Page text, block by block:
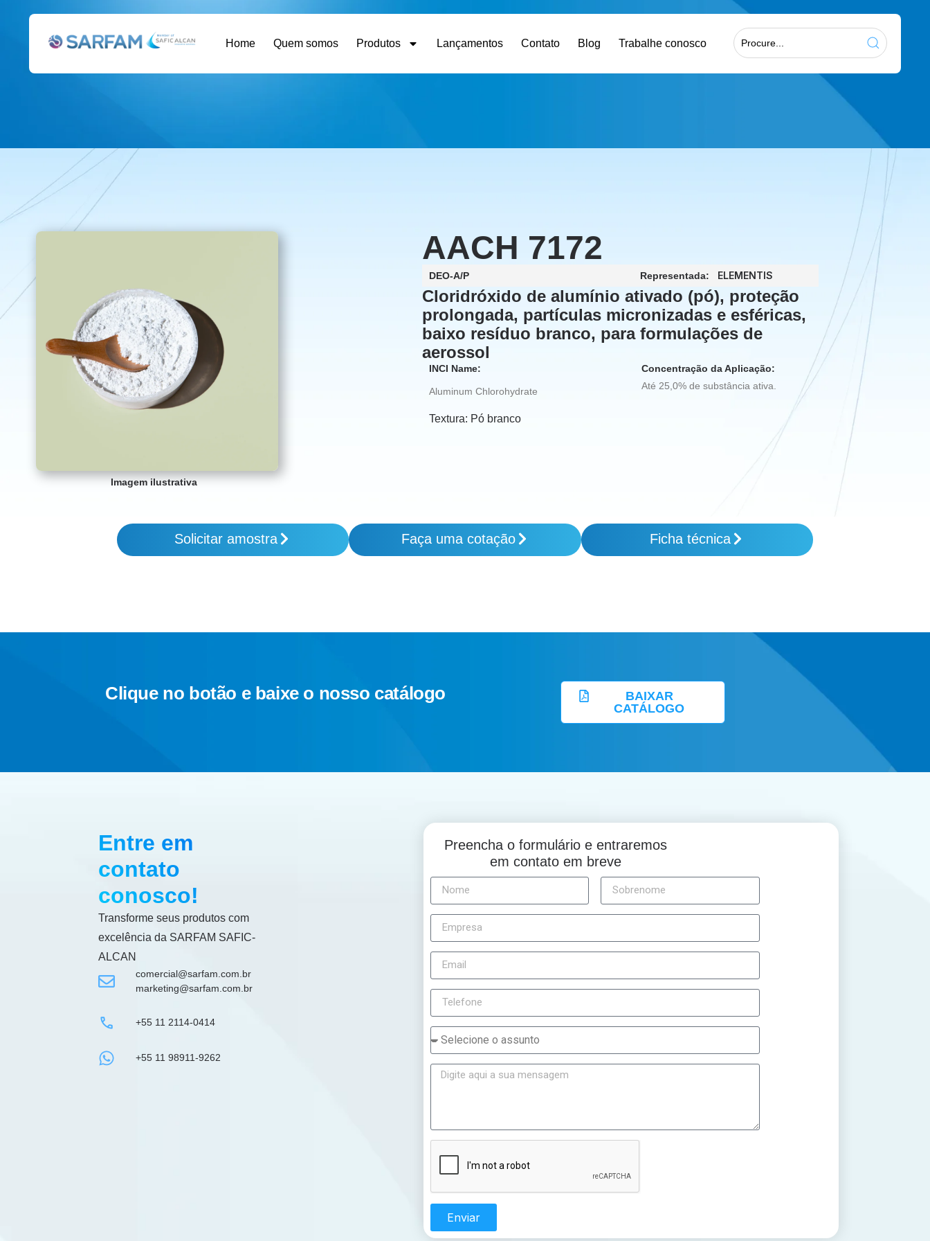
Home Quem somos Produtos Lançamentos Contato Blog Trabalhe conosco
Imagem ilustrativa
AACH 7172
DEO-A/P Representada: ELEMENTIS
Cloridróxido de alumínio ativado (pó), proteção
prolongada, partículas micronizadas e esféricas,
baixo resíduo branco, para formulações de
aerossol
INCI Name:
Aluminum Chlorohydrate
Concentração da Aplicação:
Até 25,0% de substância ativa.
Textura: Pó branco
Solicitar amostra Faça uma cotação Ficha técnica
Clique no botão e baixe o nosso catálogo
BAIXAR
CATÁLOGO
Entre em
contato
conosco!
Transforme seus produtos com
excelência da SARFAM SAFIC-
ALCAN
comercial@sarfam.com.br
marketing@sarfam.com.br
+55 11 2114-0414
+55 11 98911-9262
Preencha o formulário e entraremos
em contato em breve
Enviar